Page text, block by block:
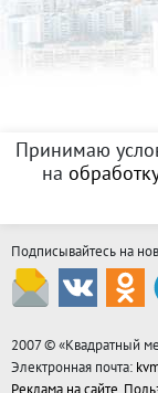
Принимаю
на
Подписывайтесь на
2007 © «Квадратный
Электронная почта:
Реклама на сайте